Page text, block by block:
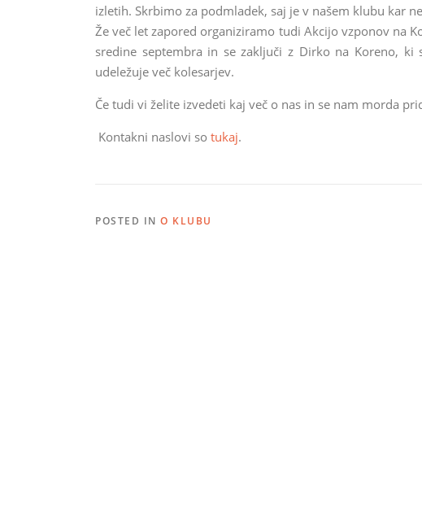
izletih. Skrbimo za podmladek, saj je v našem klubu kar
Že več let zapored organiziramo tudi Akcijo vzponov na
sredine septembra in se zaključi z Dirko na Koreno,
udeležuje več kolesarjev.
Če tudi vi želite izvedeti kaj več o nas in se nam morda
Kontakni naslovi so tukaj.
POSTED IN O KLUBU